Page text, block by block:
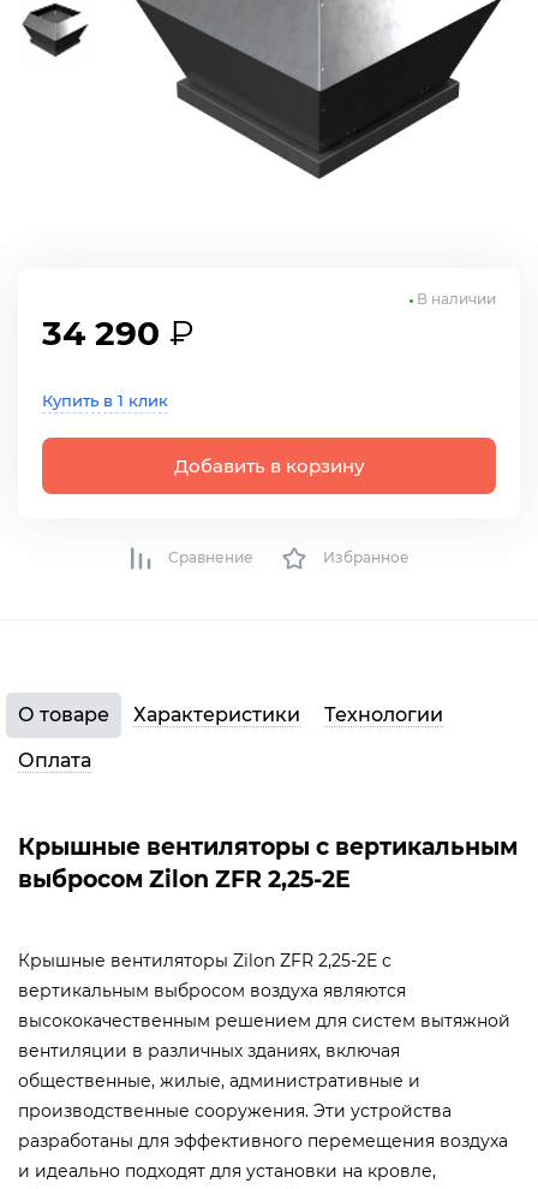
34 290 ₽
Купить в 1 клик
Добавить в корзину
В наличии
Сравнение Избранное
О товаре Характеристики
Технологии
Оплата
Крышные вентиляторы с вертикальным
выбросом Zilon ZFR 2,25-2E
Крышные вентиляторы Zilon ZFR 2,25-2E с
вертикальным выбросом воздуха являются
высококачественным решением для систем вытяжной
вентиляции в различных зданиях, включая
общественные, жилые, административные и
производственные сооружения. Эти устройства
разработаны для эффективного перемещения воздуха
и идеально подходят для установки на кровле,